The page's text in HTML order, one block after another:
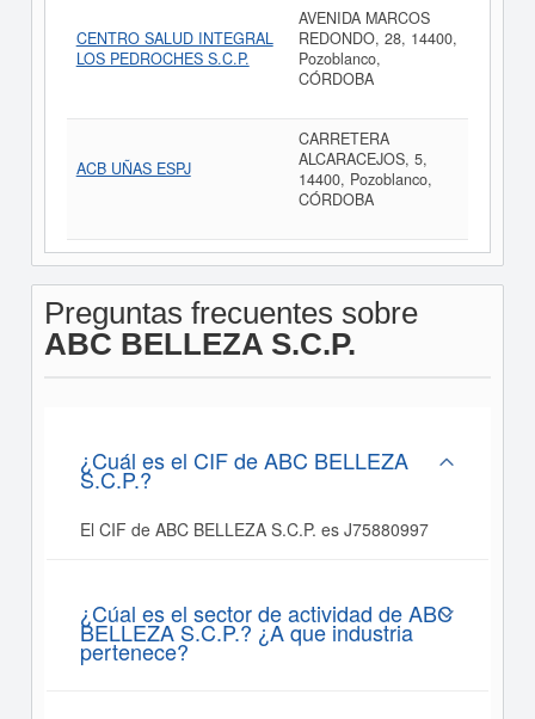
CENTRO SALUD INTEGRAL
LOS PEDROCHES S.C.P.
AVENIDA MARCOS
REDONDO, 28, 14400,
Pozoblanco,
CÓRDOBA
ACB UÑAS ESPJ
CARRETERA
ALCARACEJOS, 5,
14400, Pozoblanco,
CÓRDOBA
Preguntas frecuentes sobre
ABC BELLEZA S.C.P.
¿Cuál es el CIF de ABC BELLEZA
S.C.P.?
El CIF de ABC BELLEZA S.C.P. es J75880997
¿Cúal es el sector de actividad de ABC
BELLEZA S.C.P.? ¿A que industria
pertenece?